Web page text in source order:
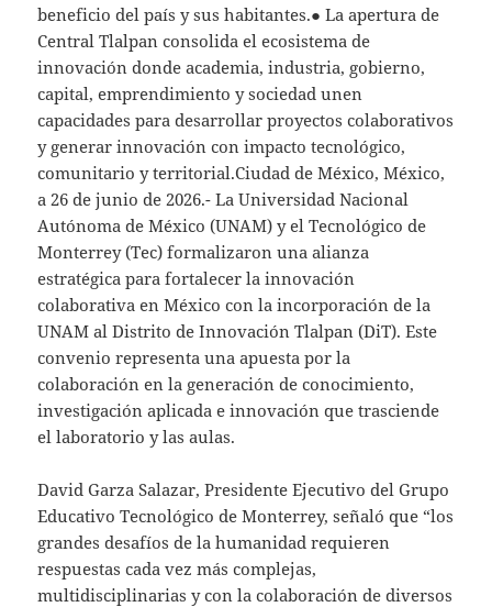
beneficio del país y sus habitantes.● La apertura de
Central Tlalpan consolida el ecosistema de
innovación donde academia, industria, gobierno,
capital, emprendimiento y sociedad unen
capacidades para desarrollar proyectos colaborativos
y generar innovación con impacto tecnológico,
comunitario y territorial.Ciudad de México, México,
a 26 de junio de 2026.- La Universidad Nacional
Autónoma de México (UNAM) y el Tecnológico de
Monterrey (Tec) formalizaron una alianza
estratégica para fortalecer la innovación
colaborativa en México con la incorporación de la
UNAM al Distrito de Innovación Tlalpan (DiT). Este
convenio representa una apuesta por la
colaboración en la generación de conocimiento,
investigación aplicada e innovación que trasciende
el laboratorio y las aulas.
David Garza Salazar, Presidente Ejecutivo del Grupo
Educativo Tecnológico de Monterrey, señaló que “los
grandes desafíos de la humanidad requieren
respuestas cada vez más complejas,
multidisciplinarias y con la colaboración de diversos